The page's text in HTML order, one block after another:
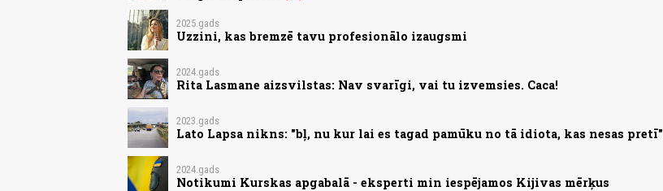
2025.gads
Uzzini, kas bremzē tavu profesionālo izaugsmi
2024.gads
Rita Lasmane aizsvilstas: Nav svarīgi, vai tu izvemsies. Caca!
2023.gads
Lato Lapsa nikns: "bļ, nu kur lai es tagad pamūku no tā idiota, kas nesas pretī"
2024.gads
Notikumi Kurskas apgabalā - eksperti min iespējamos Kijivas mērķus